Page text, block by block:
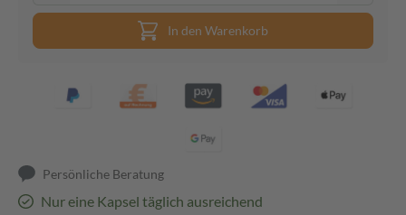
In den Warenkorb
Persönliche Beratung
Nur eine Kapsel täglich ausreichend